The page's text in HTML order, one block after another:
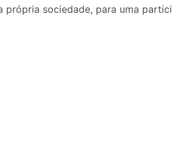
sociedade, para uma